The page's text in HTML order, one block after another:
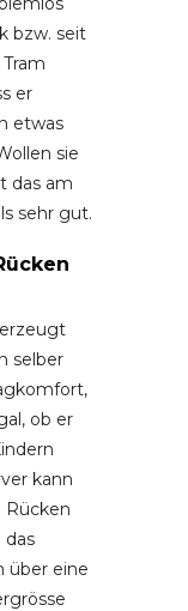
bzw. seit
er
etwas
sie
das am
sehr gut.
selber
ob er
kann
Rücken
das
über eine